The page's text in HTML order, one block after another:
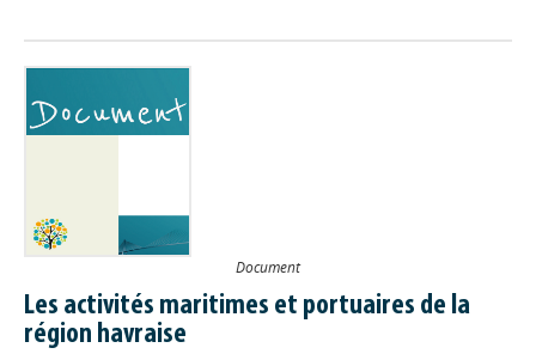
Document
Les activités maritimes et portuaires de la
région havraise